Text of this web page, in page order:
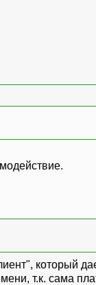
который
т.к. сама